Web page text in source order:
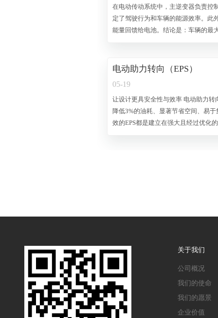
在电动传动系统中，主逆变器负责控
定了驾驶行为和车辆的能源效率。此
能量回馈给电池。结论是：车辆的最大行程
何技术支持。 混合动力汽车/电动汽车（(H)EV）— 主逆变器系统图 系统优越性 完全符合汽
电动助力转向（EPS）
05-19
让设计更具安全性与效率 电动助力转向（EPS）能够为汽车和驾驶员带来诸多优势，比如
降低3%的油耗、显著节省空间、易
效的EPS都是建立在强大且经过优化
关于我们
公司概况
我们的使命
我们的愿景
企业价值